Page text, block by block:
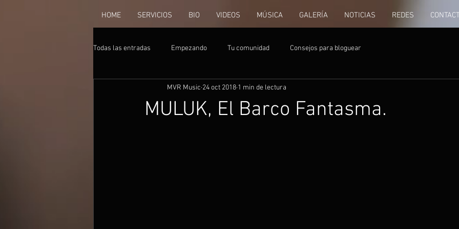
HOME SERVICIOS BIO VIDEOS MÚSICA GALERÍA NOTICIAS REDES
Todas las entradas Empezando Tu comunidad Consejos para bloguear
MULUK, El Barco Fantasma.
MVR Music 24 oct 2018 1 min de lectura